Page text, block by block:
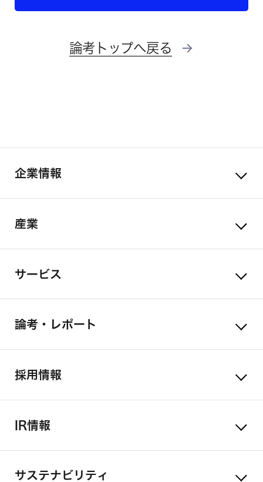
論考トップへ戻る
企業情報
産業
サービス
論考・レポート
採用情報
IR情報
サステナビリティ